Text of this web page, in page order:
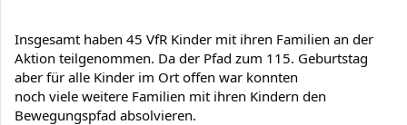
Insgesamt haben 45 VfR Kinder mit ihren Familien an der
Aktion teilgenommen. Da der Pfad zum 115. Geburtstag
aber für alle Kinder im Ort offen war konnten
noch viele weitere Familien mit ihren Kindern den
Bewegungspfad absolvieren.